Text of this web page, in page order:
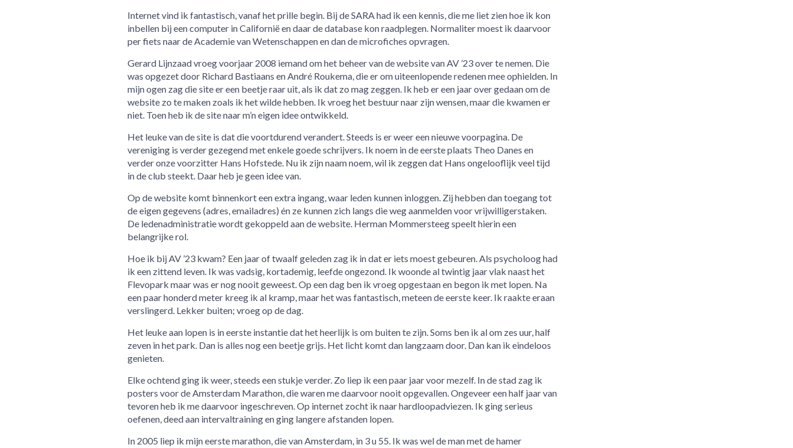
Internet vind ik fantastisch, vanaf het prille begin. Bij de SARA had ik een kennis, die me liet zien hoe ik kon
inbellen bij een computer in Californië en daar de database kon raadplegen. Normaliter moest ik daarvoor
per fiets naar de Academie van Wetenschappen en dan de microfiches opvragen.
Gerard Lijnzaad vroeg voorjaar 2008 iemand om het beheer van de website van AV ’23 over te nemen. Die
was opgezet door Richard Bastiaans en André Roukema, die er om uiteenlopende redenen mee ophielden. In
mijn ogen zag die site er een beetje raar uit, als ik dat zo mag zeggen. Ik heb er een jaar over gedaan om de
website zo te maken zoals ik het wilde hebben. Ik vroeg het bestuur naar zijn wensen, maar die kwamen er
niet. Toen heb ik de site naar m’n eigen idee ontwikkeld.
Het leuke van de site is dat die voortdurend verandert. Steeds is er weer een nieuwe voorpagina. De
vereniging is verder gezegend met enkele goede schrijvers. Ik noem in de eerste plaats Theo Danes en
verder onze voorzitter Hans Hofstede. Nu ik zijn naam noem, wil ik zeggen dat Hans ongelooflijk veel tijd
in de club steekt. Daar heb je geen idee van.
Op de website komt binnenkort een extra ingang, waar leden kunnen inloggen. Zij hebben dan toegang tot
de eigen gegevens (adres, emailadres) én ze kunnen zich langs die weg aanmelden voor vrijwilligerstaken.
De ledenadministratie wordt gekoppeld aan de website. Herman Mommersteeg speelt hierin een
belangrijke rol.
Hoe ik bij AV ’23 kwam? Een jaar of twaalf geleden zag ik in dat er iets moest gebeuren. Als psycholoog had
ik een zittend leven. Ik was vadsig, kortademig, leefde ongezond. Ik woonde al twintig jaar vlak naast het
Flevopark maar was er nog nooit geweest. Op een dag ben ik vroeg opgestaan en begon ik met lopen. Na
een paar honderd meter kreeg ik al kramp, maar het was fantastisch, meteen de eerste keer. Ik raakte eraan
verslingerd. Lekker buiten; vroeg op de dag.
Het leuke aan lopen is in eerste instantie dat het heerlijk is om buiten te zijn. Soms ben ik al om zes uur, half
zeven in het park. Dan is alles nog een beetje grijs. Het licht komt dan langzaam door. Dan kan ik eindeloos
genieten.
Elke ochtend ging ik weer, steeds een stukje verder. Zo liep ik een paar jaar voor mezelf. In de stad zag ik
posters voor de Amsterdam Marathon, die waren me daarvoor nooit opgevallen. Ongeveer een half jaar van
tevoren heb ik me daarvoor ingeschreven. Op internet zocht ik naar hardloopadviezen. Ik ging serieus
oefenen, deed aan intervaltraining en ging langere afstanden lopen.
In 2005 liep ik mijn eerste marathon, die van Amsterdam, in 3 u 55. Ik was wel de man met de hamer